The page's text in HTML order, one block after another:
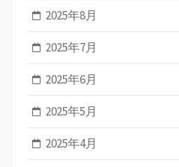
2025年8月
2025年7月
2025年6月
2025年5月
2025年4月